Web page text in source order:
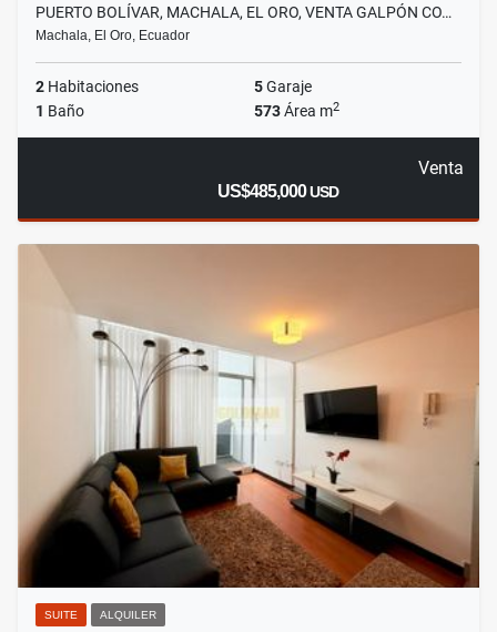
PUERTO BOLÍVAR, MACHALA, EL ORO, VENTA GALPÓN CO…
Machala, El Oro, Ecuador
2 Habitaciones 5Garaje
1 Baño 573Área m2
Venta
US$485,000USD
SUITE ALQUILER